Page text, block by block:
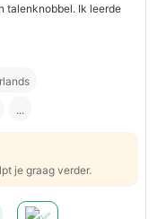
talenknobbel. Ik leerde
...
je graag verder.